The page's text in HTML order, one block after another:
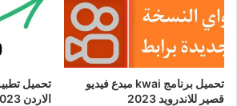
تحميل برنامج kwai مبدع فيديو
قصير للاندرويد 2023
تحميل
الاردن 2023 apk مجانا